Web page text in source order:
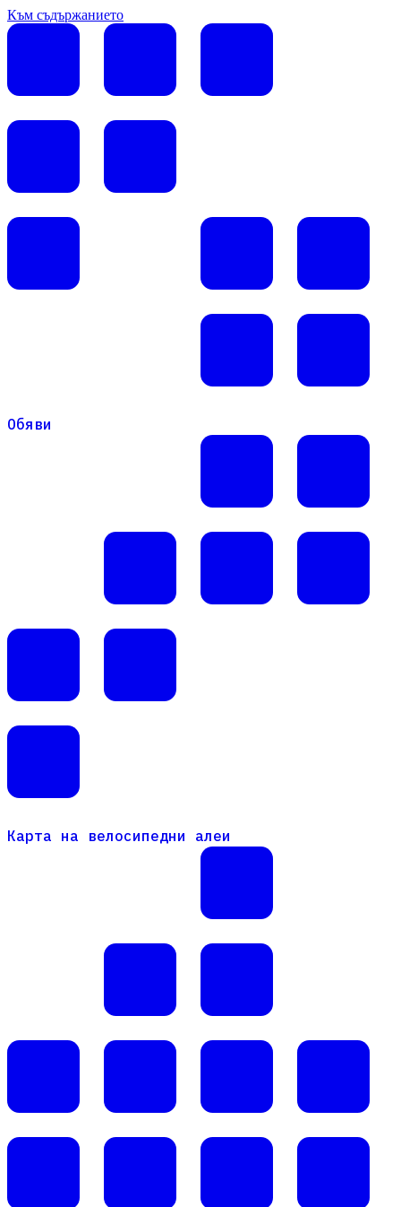
Към съдържанието
Обяви
Карта на велосипедни алеи
Карта на велосипедни алеи